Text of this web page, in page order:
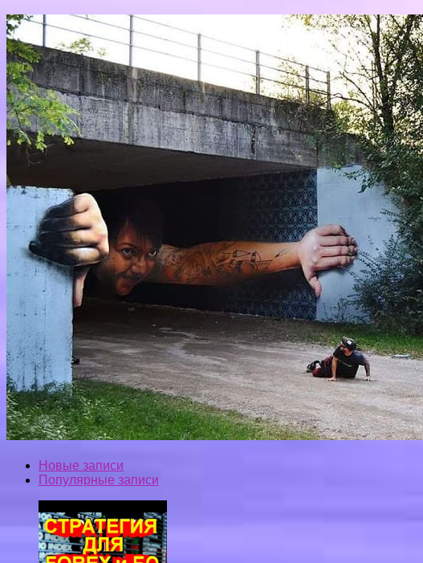
Новые записи
Популярные записи